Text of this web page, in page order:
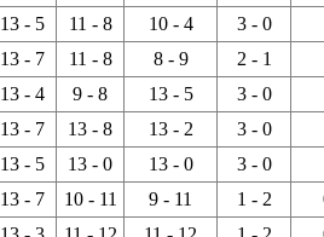
13 - 5 11 - 8 10 - 4 3 - 0
13 - 7 11 - 8 8 - 9 2 - 1
13 - 4 9 - 8 13 - 5 3 - 0
13 - 7 13 - 8 13 - 2 3 - 0
13 - 5 13 - 0 13 - 0 3 - 0
13 - 7 10 - 11 9 - 11 1 - 2